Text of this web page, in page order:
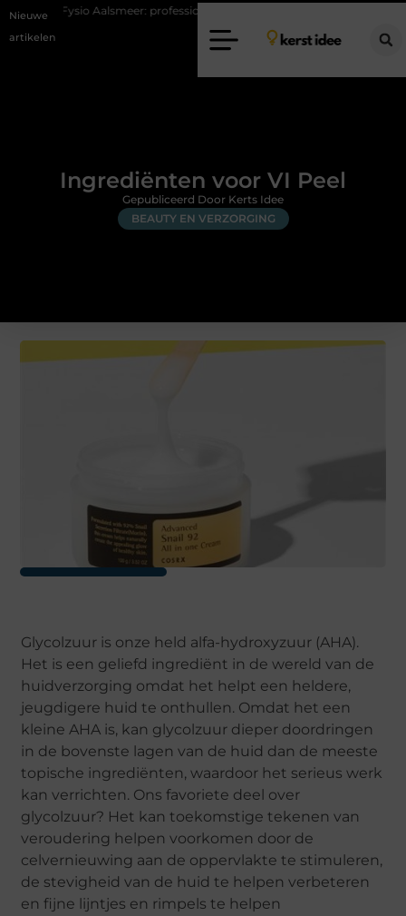
Nieuwe
artikelen
professionele hulp bij pijn en bewegingsklachten
Ingrediënten voor VI Peel
BEAUTY EN VERZORGING
Gepubliceerd Door Kerts Idee
Glycolzuur is onze held alfa-hydroxyzuur (AHA).
Het is een geliefd ingrediënt in de wereld van de
huidverzorging omdat het helpt een heldere,
jeugdigere huid te onthullen. Omdat het een
kleine AHA is, kan glycolzuur dieper doordringen
in de bovenste lagen van de huid dan de meeste
topische ingrediënten, waardoor het serieus werk
kan verrichten. Ons favoriete deel over
glycolzuur? Het kan toekomstige tekenen van
veroudering helpen voorkomen door de
celvernieuwing aan de oppervlakte te stimuleren,
de stevigheid van de huid te helpen verbeteren
en fijne lijntjes en rimpels te helpen